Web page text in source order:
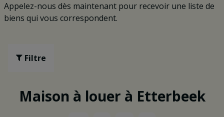
Appelez-nous dès maintenant pour recevoir une liste de
biens qui vous correspondent.
Filtre
Maison à louer à Etterbeek